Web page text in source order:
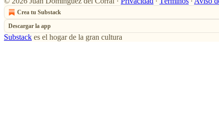
Crea tu Substack
Descargar la app
Substack es el hogar de la gran cultura